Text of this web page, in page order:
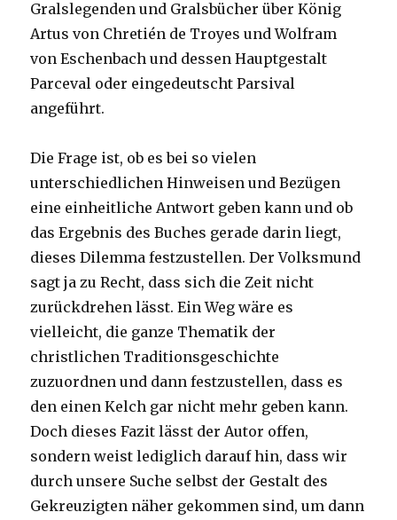
Gralslegenden und Gralsbücher über König
Artus von Chretién de Troyes und Wolfram
von Eschenbach und dessen Hauptgestalt
Parceval oder eingedeutscht Parsival
angeführt.
Die Frage ist, ob es bei so vielen
unterschiedlichen Hinweisen und Bezügen
eine einheitliche Antwort geben kann und ob
das Ergebnis des Buches gerade darin liegt,
dieses Dilemma festzustellen. Der Volksmund
sagt ja zu Recht, dass sich die Zeit nicht
zurückdrehen lässt. Ein Weg wäre es
vielleicht, die ganze Thematik der
christlichen Traditionsgeschichte
zuzuordnen und dann festzustellen, dass es
den einen Kelch gar nicht mehr geben kann.
Doch dieses Fazit lässt der Autor offen,
sondern weist lediglich darauf hin, dass wir
durch unsere Suche selbst der Gestalt des
Gekreuzigten näher gekommen sind, um dann